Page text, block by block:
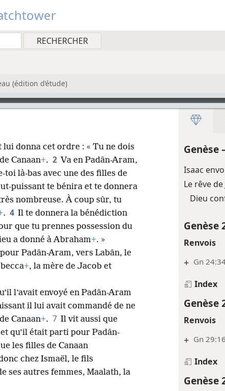
(édition d’étude)
Genèse
Isaac
Le rêve
Dieu
Genèse
Renvois
+ Gn
Index
Genèse
Renvois
+ Gn 29:16
Index
Genèse
donna cet ordre : « Tu ne dois
Canaan+. 2 Va en Padân-Aram,
là-bas avec une des filles de
puissant te bénira et te donnera
nombreuse. À coup sûr, tu
. 4 Il te donnera la bénédiction
que tu prennes possession du
a donné à Abraham+. »
Padân-Aram, vers Labân, le
+, la mère de Jacob et
l’avait envoyé en Padân-Aram
il lui avait commandé de ne
Canaan+. 7 Il vit aussi que
qu’il était parti pour Padân-
les filles de Canaan
chez Ismaël, le fils
ses autres femmes, Maalath, la